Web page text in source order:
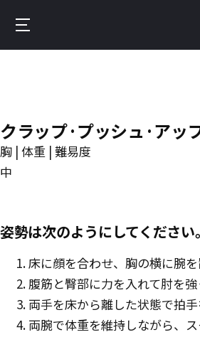
main
クラップ·プッシュ·アッ
胸 | 体重 | 難易度
中
姿勢は次のようにしてください。
床に顔を合わせ、胸の横に腕を
腹筋と臀部に力を入れて肘を強
両手を床から離した状態で拍手
両腕で体重を維持しながら、